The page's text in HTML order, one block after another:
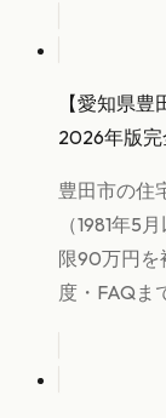
【愛知県
2026年版完
豊田市の住
（1981年5
限90万円を
度・FAQま